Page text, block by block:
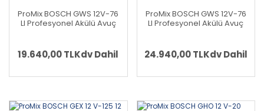
ProMix BOSCH GWS 12V-76
LI Profesyonel Akülü Avuç
Profesyonel Akülü Darbeli
Somun Sıkma
19.640,00 TLKdv Dahil
ProMix BOSCH GWS 12V-76
LI Profesyonel Akülü Avuç
Profesyonel Multi Dedektör
24.940,00 TLKdv Dahil